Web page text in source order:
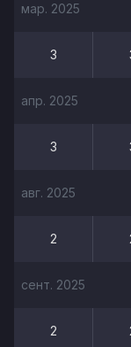
мар. 2025
3
апр. 2025
3
авг. 2025
2
сент. 2025
2